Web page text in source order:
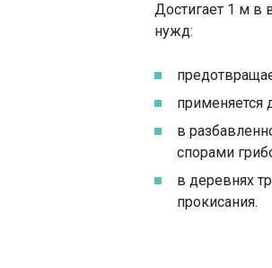
Достигает 1 м в
нужд:
применяется
в
спорами
в деревнях
прокисания.